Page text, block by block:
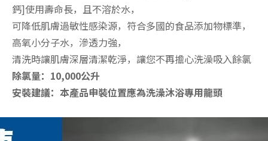
鈣]使用壽命長，且不溶於水，
可降低肌膚過敏性感染源，符合多國的食品添加物標準，
高氧小分子水，滲透力強，
清洗時讓肌膚深層清潔乾淨，讓您不再擔心洗澡吸入餘氯
除氯量：10,000公升
安裝建議：本產品申裝位置應為洗澡沐浴專用龍頭